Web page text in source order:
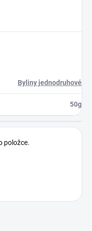
Byliny jednodruhové
50g
položce.